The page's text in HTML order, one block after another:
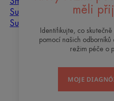
měli
Identifikujte, co
pomocí našich odborníků
režim péče o
MOJE
Suchá pleť
Suchost a dehydratace
O
KontaktČasto